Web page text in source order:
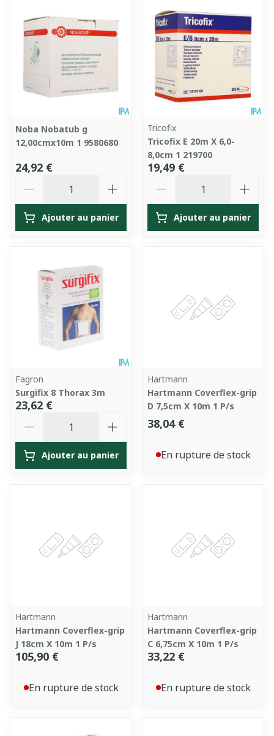
Noba Nobatub g
12,00cmx10m 1 9580680
24,92 €
Ajouter au panier
Tricofix
Tricofix E 20m X 6,0-
8,0cm 1 219700
19,49 €
Ajouter au panier
Fagron
Surgifix 8 Thorax 3m
23,62 €
Ajouter au panier
Hartmann
Hartmann Coverflex-grip
D 7,5cm X 10m 1 P/s
38,04 €
En rupture de stock
Hartmann
Hartmann Coverflex-grip
J 18cm X 10m 1 P/s
105,90 €
En rupture de stock
Hartmann
Hartmann Coverflex-grip
C 6,75cm X 10m 1 P/s
33,22 €
En rupture de stock